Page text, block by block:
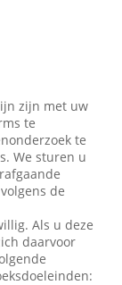
zijn met uw
te
te
We sturen u
de
Als u deze
daarvoor